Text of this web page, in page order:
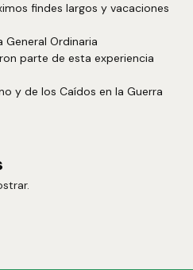
findes largos y vacaciones
General Ordinaria
parte de esta experiencia
y de los Caídos en la Guerra